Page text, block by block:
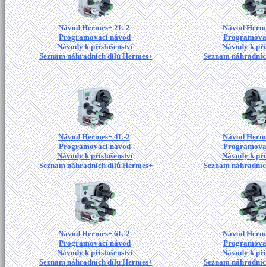
Návod Hermes+ 2L-2
Programovací návod
Návody k příslušenství
Seznam náhradních dílů Hermes+
Návod
Návody k
Seznam
Návod Hermes+ 4L-2
Programovací návod
Návody k příslušenství
Seznam náhradních dílů Hermes+
Návod
Návody k
Seznam
Návod Hermes+ 6L-2
Programovací návod
Návody k příslušenství
Seznam náhradních dílů Hermes+
Návod
Návody k
Seznam